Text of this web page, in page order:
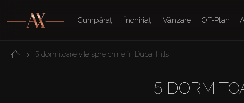
Cumpărați Închiriați Vânzare Off-Plan
5 dormitoare vile spre chirie în Dubai Hills
5